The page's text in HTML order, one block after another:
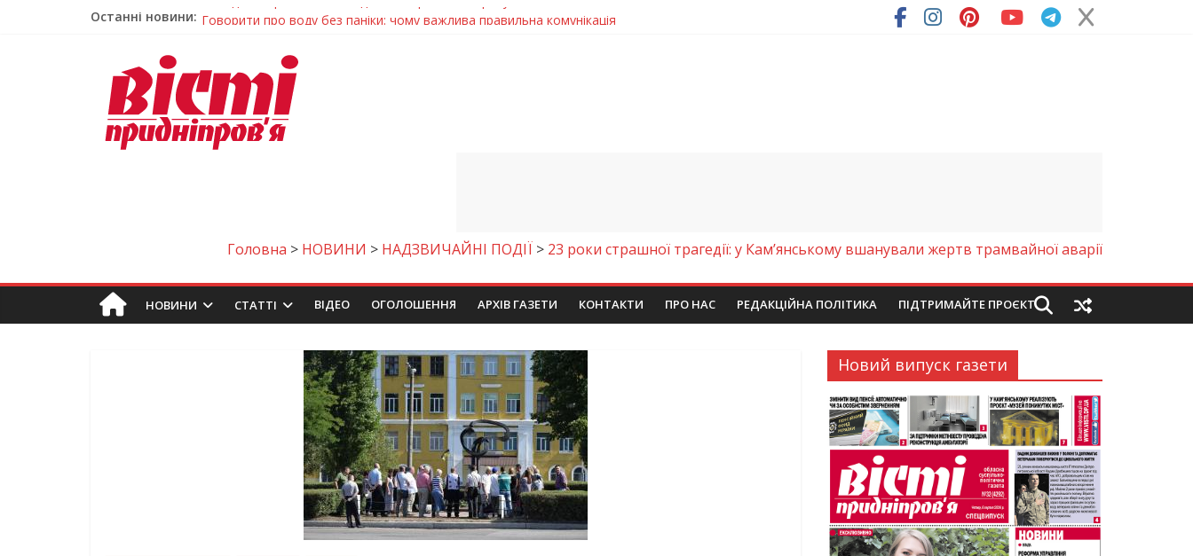
Останні новини: Говорити про воду без паніки: чому важлива правильна комунікація
У Дніпрі триває масштабна підготовка до опалювального сезону
Пошуки тривають: на Дніпропетровщині досліджують місце розташування легендарного монастиря (Фото)
Погода та прикмети на неділю, 9 серпня 2026 року
Головна > НОВИНИ > НАДЗВИЧАЙНІ ПОДІЇ > 23 роки страшної трагедії: у Кам’янському вшанували жертв трамвайної аварії
НОВИНИ СТАТТІ ВIДЕО ОГОЛОШЕННЯ АРХІВ ГАЗЕТИ КОНТАКТИ ПРО НАС РЕДАКЦІЙНА ПОЛІТИКА ПІДТРИМАЙТЕ ПРОЄКТ
Новий випуск газети